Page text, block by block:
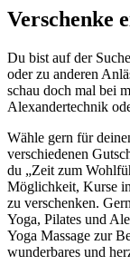
Verschenke
Du bist auf der
oder zu anderen
schau doch mal bei
Alexandertechnik
Wähle gern für
verschiedenen
du „Zeit zum
Möglichkeit, Kurse
zu verschenken.
Yoga, Pilates und
Yoga Massage zur
wunderbares und